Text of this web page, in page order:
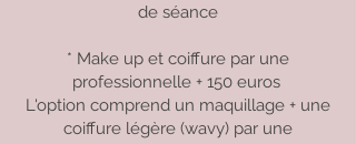
de séance
* Make up et coiffure par une
professionnelle + 150 euros
L'option comprend un maquillage + une
coiffure légère (wavy) par une